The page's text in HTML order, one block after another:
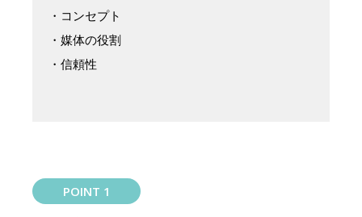
・コンセプト
・媒体の役割
・信頼性
POINT 1